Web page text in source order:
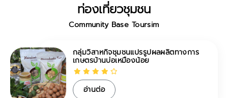
ท่องเที่ยวชุมชน
Community Base Toursim
กลุ่มวิสาหกิจชุมชนแปรรูปผลผลิตทางการ
เกษตรบ้านบ่อเหมืองน้อย
อ่านต่อ